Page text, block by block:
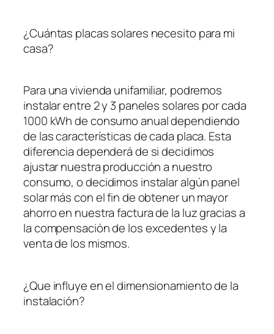
¿Cuántas placas solares necesito para mi
casa?
Para una vivienda unifamiliar, podremos
instalar entre 2 y 3 paneles solares por cada
1000 kWh de consumo anual dependiendo
de las características de cada placa. Esta
diferencia dependerá de si decidimos
ajustar nuestra producción a nuestro
consumo, o decidimos instalar algún panel
solar más con el fin de obtener un mayor
ahorro en nuestra factura de la luz gracias a
la compensación de los excedentes y la
venta de los mismos.
¿Que influye en el dimensionamiento de la
instalación?